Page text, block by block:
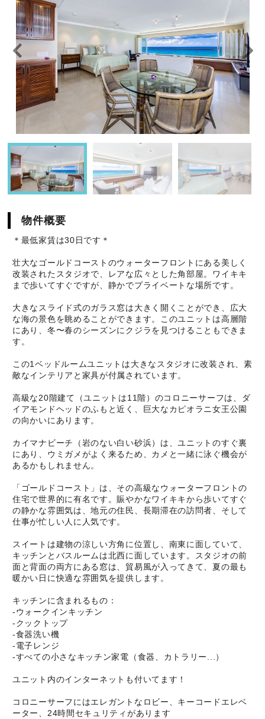
物件概要
＊最低家賃は30日です＊
壮大なゴールドコーストのウォーターフロントにある美しく
改装されたスタジオで、レアな広々とした角部屋。ワイキキ
まで歩いてすぐですが、静かでプライベートな場所です。
大きなスライド式のガラス窓は大きく開くことができ、広大
な海の景色を眺めることができます。このユニットは高層階
にあり、冬〜春のシーズンにクジラを見つけることもできま
す。
この1ベッドルームユニットは大きなスタジオに改装され、素
敵なインテリアと家具が付属されています。
高級な20階建て（ユニットは11階）のコロニーサーフは、ダ
イアモンドヘッドのふもと近く、巨大なカピオラニ女王公園
の向かいにあります。
カイマナビーチ（岩のない白い砂浜）は、ユニットのすぐ裏
にあり、ウミガメがよく来るため、カメと一緒に泳ぐ機会が
あるかもしれません。
「ゴールドコースト」は、その高級なウォーターフロントの
住宅で世界的に有名です。賑やかなワイキキから歩いてすぐ
の静かな雰囲気は、地元の住民、長期滞在の訪問者、そして
仕事が忙しい人に人気です。
スイートは建物の涼しい方角に位置し、南東に面していて、
キッチンとバスルームは北西に面しています。スタジオの前
面と背面の両方にある窓は、貿易風が入ってきて、夏の最も
暖かい日に快適な雰囲気を提供します。
キッチンに含まれるもの：
-ウォークインキッチン
-クックトップ
-食器洗い機
-電子レンジ
-すべての小さなキッチン家電（食器、カトラリー...）
ユニット内のインターネットも付いてます！
コロニーサーフにはエレガントなロビー、キーコードエレベ
ーター、24時間セキュリティがあります